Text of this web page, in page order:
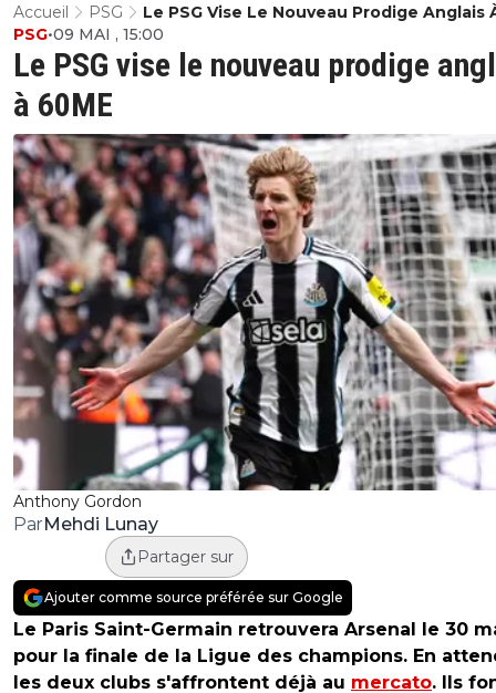
Accueil PSG
Le PSG Vise Le Nouveau Prodige Anglais
60ME
Anthony Gordon
Le PSG vise le nouveau prodige
à 60ME
PSG•09 MAI , 15:00
ParMehdi Lunay
Partager sur
Ajouter comme source préférée sur Google
Le Paris Saint-Germain retrouvera Arsenal le 30
pour la finale de la Ligue des champions. En
les deux clubs s'affrontent déjà au mercato. Ils